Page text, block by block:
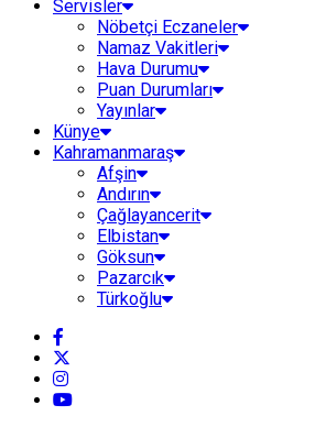
Servisler
Nöbetçi Eczaneler
Namaz Vakitleri
Hava Durumu
Puan Durumları
Yayınlar
Künye
Kahramanmaraş
Afşin
Andırın
Çağlayancerit
Elbistan
Göksun
Pazarcık
Türkoğlu